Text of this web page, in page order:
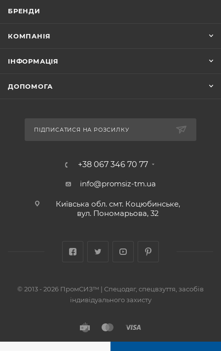
БРЕНДИ
КОМПАНІЯ
ІНФОРМАЦІЯ
ДОПОМОГА
ПІДПИСАТИСЯ НА РОЗСИЛКУ
+38 067 346 70 77
info@promsiz-tm.ua
Київська обл. смт. Коцюбинське,
вул. Пономарьова, 32
© 2013 - 2026 ПромСИЗ™ | Спецодяг, спецвзуття, засобів
індивідуального захисту